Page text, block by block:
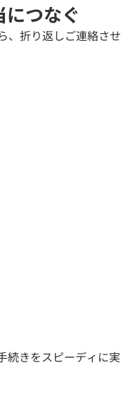
つなぐ
、折り返しご連絡させ
続きをスピーディに実